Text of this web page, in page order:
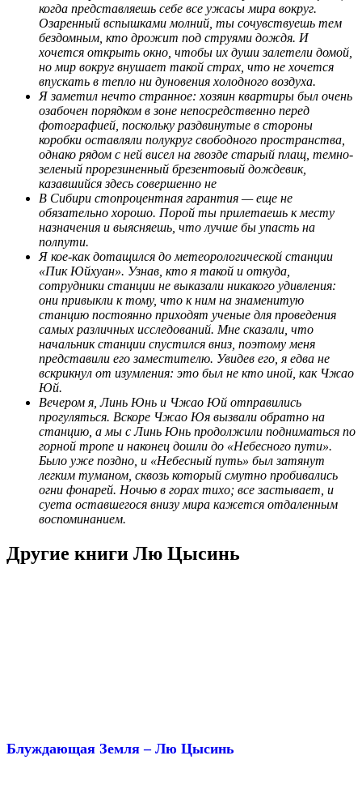
когда представляешь себе все ужасы мира вокруг.
Озаренный вспышками молний, ты сочувствуешь тем
бездомным, кто дрожит под струями дождя. И
хочется открыть окно, чтобы их души залетели домой,
но мир вокруг внушает такой страх, что не хочется
впускать в тепло ни дуновения холодного воздуха.
Я заметил нечто странное: хозяин квартиры был очень
озабочен порядком в зоне непосредственно перед
фотографией, поскольку раздвинутые в стороны
коробки оставляли полукруг свободного пространства,
однако рядом с ней висел на гвозде старый плащ, темно-
зеленый прорезиненный брезентовый дождевик,
казавшийся здесь совершенно не
В Сибири стопроцентная гарантия — еще не
обязательно хорошо. Порой ты прилетаешь к месту
назначения и выясняешь, что лучше бы упасть на
полпути.
Я кое-как дотащился до метеорологической станции
«Пик Юйхуан». Узнав, кто я такой и откуда,
сотрудники станции не выказали никакого удивления:
они привыкли к тому, что к ним на знаменитую
станцию постоянно приходят ученые для проведения
самых различных исследований. Мне сказали, что
начальник станции спустился вниз, поэтому меня
представили его заместителю. Увидев его, я едва не
вскрикнул от изумления: это был не кто иной, как Чжао
Юй.
Вечером я, Линь Юнь и Чжао Юй отправились
прогуляться. Вскоре Чжао Юя вызвали обратно на
станцию, а мы с Линь Юнь продолжили подниматься по
горной тропе и наконец дошли до «Небесного пути».
Было уже поздно, и «Небесный путь» был затянут
легким туманом, сквозь который смутно пробивались
огни фонарей. Ночью в горах тихо; все застывает, и
суета оставшегося внизу мира кажется отдаленным
воспоминанием.
Другие книги Лю Цысинь
Блуждающая Земля – Лю Цысинь